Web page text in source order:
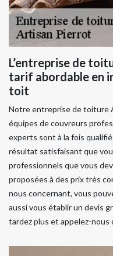
L’entreprise de
tarif abordable en
toit
Notre entreprise de toiture
équipes de couvreurs
experts sont à la fois
résultat satisfaisant que
professionnels que vous
proposées à des prix très
nous concernant, vous
aussi vous établir un devis
tardez plus et appelez-nous